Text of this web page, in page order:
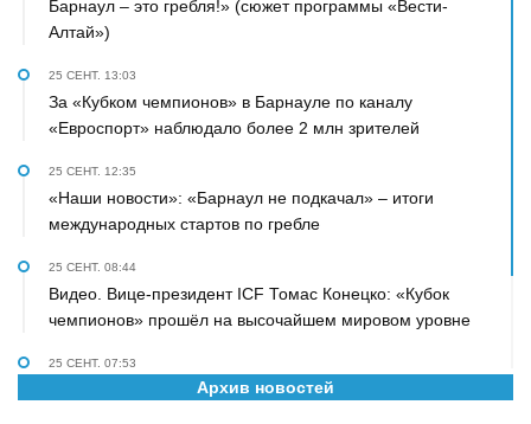
Барнаул – это гребля!» (сюжет программы «Вести-
Алтай»)
25 СЕНТ. 13:03
За «Кубком чемпионов» в Барнауле по каналу
«Евроспорт» наблюдало более 2 млн зрителей
25 СЕНТ. 12:35
«Наши новости»: «Барнаул не подкачал» – итоги
международных стартов по гребле
25 СЕНТ. 08:44
Видео. Вице-президент ICF Томас Конецко: «Кубок
чемпионов» прошёл на высочайшем мировом уровне
25 СЕНТ. 07:53
«Персона» на телеканале «Катунь 24». О гребле,
Архив новостей